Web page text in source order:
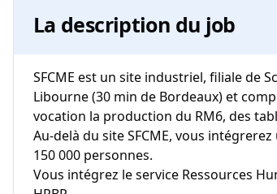
La description du job
SFCME est un site industriel, filiale de
Libourne (30 min de Bordeaux) et
vocation la production du RM6, des
Au-delà du site SFCME, vous
150 000 personnes.
Vous intégrez le service Ressources